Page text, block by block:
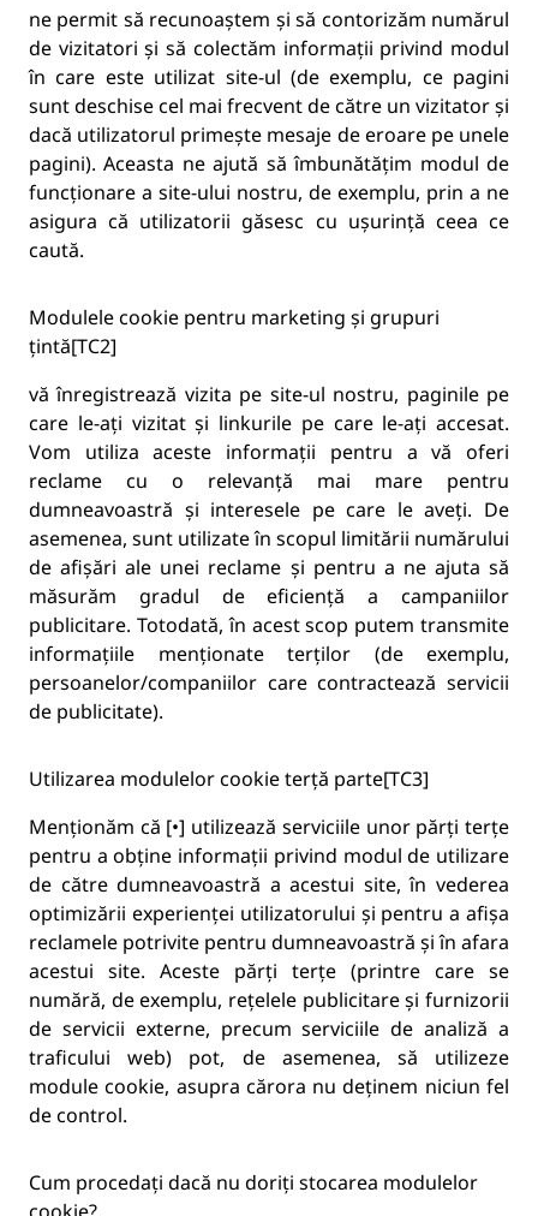
ne permit să recunoaștem și să contorizăm numărul
de vizitatori și să colectăm informații privind modul
în care este utilizat site-ul (de exemplu, ce pagini
sunt deschise cel mai frecvent de către un vizitator și
dacă utilizatorul primește mesaje de eroare pe unele
pagini). Aceasta ne ajută să îmbunătățim modul de
funcționare a site-ului nostru, de exemplu, prin a ne
asigura că utilizatorii găsesc cu ușurință ceea ce
caută.
Modulele cookie pentru marketing și grupuri
țintă[TC2]
vă înregistrează vizita pe site-ul nostru, paginile pe
care le-ați vizitat și linkurile pe care le-ați accesat.
Vom utiliza aceste informații pentru a vă oferi
reclame cu o relevanță mai mare pentru
dumneavoastră și interesele pe care le aveți. De
asemenea, sunt utilizate în scopul limitării numărului
de afișări ale unei reclame și pentru a ne ajuta să
măsurăm gradul de eficiență a campaniilor
publicitare. Totodată, în acest scop putem transmite
informațiile menționate terților (de exemplu,
persoanelor/companiilor care contractează servicii
de publicitate).
Utilizarea modulelor cookie terță parte[TC3]
Menționăm că [•] utilizează serviciile unor părți terțe
pentru a obține informații privind modul de utilizare
de către dumneavoastră a acestui site, în vederea
optimizării experienței utilizatorului și pentru a afișa
reclamele potrivite pentru dumneavoastră și în afara
acestui site. Aceste părți terțe (printre care se
numără, de exemplu, rețelele publicitare și furnizorii
de servicii externe, precum serviciile de analiză a
traficului web) pot, de asemenea, să utilizeze
module cookie, asupra cărora nu deținem niciun fel
de control.
Cum procedați dacă nu doriți stocarea modulelor